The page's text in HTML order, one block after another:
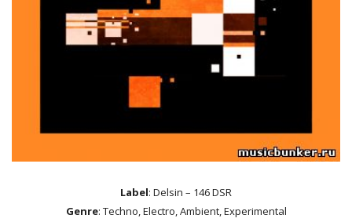
Label: Delsin – 146 DSR
Genre: Techno, Electro, Ambient, Experimental